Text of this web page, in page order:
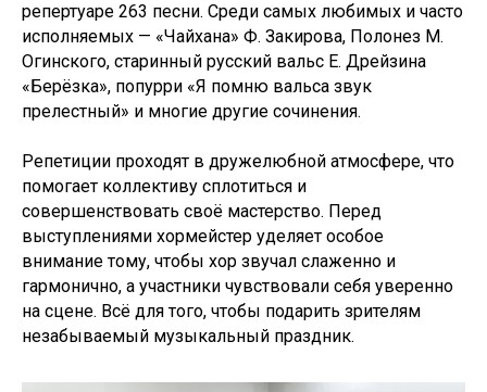
репертуаре 263 песни. Среди самых любимых и часто
исполняемых — «Чайхана» Ф. Закирова, Полонез М.
Огинского, старинный русский вальс Е. Дрейзина
«Берёзка», попурри «Я помню вальса звук
прелестный» и многие другие сочинения.
Репетиции проходят в дружелюбной атмосфере, что
помогает коллективу сплотиться и
совершенствовать своё мастерство. Перед
выступлениями хормейстер уделяет особое
внимание тому, чтобы хор звучал слаженно и
гармонично, а участники чувствовали себя уверенно
на сцене. Всё для того, чтобы подарить зрителям
незабываемый музыкальный праздник.